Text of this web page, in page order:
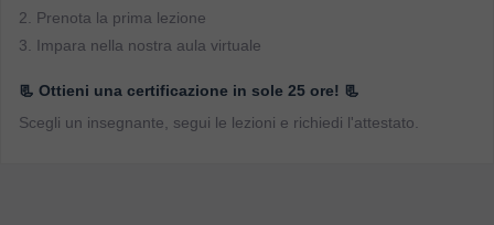
2. Prenota la prima lezione
3. Impara nella nostra aula virtuale
📃 Ottieni una certificazione in sole 25 ore! 📃
Scegli un insegnante, segui le lezioni e richiedi l'attestato.